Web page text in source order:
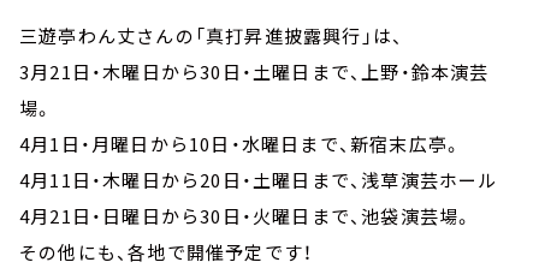
三遊亭わん丈さんの「真打昇進披露興行」は、
3月21日・木曜日から30日・土曜日まで、上野・鈴本演芸
場。
4月1日・月曜日から10日・水曜日まで、新宿末広亭。
4月11日・木曜日から20日・土曜日まで、浅草演芸ホール
4月21日・日曜日から30日・火曜日まで、池袋演芸場。
その他にも、各地で開催予定です！